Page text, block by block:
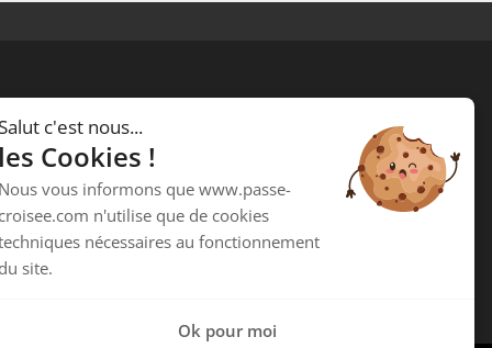
34 ,Rue des forgerons
15000 Aurillac
Téléphone :04 71 48 09 58
c'est nous...
les Cookies !
Nous vous informons que www.passe-
croisee.com n'utilise que de cookies
nécessaires au fonctionnement
du site.
Ok pour moi